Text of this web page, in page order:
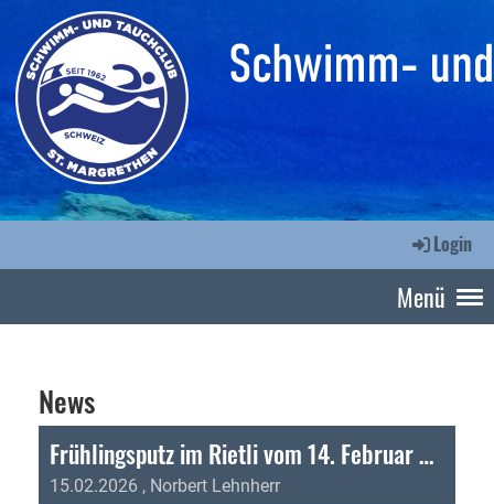
Login
Menü
News
Frühlingsputz im Rietli vom 14. Februar 2026
15.02.2026 , Norbert Lehnherr